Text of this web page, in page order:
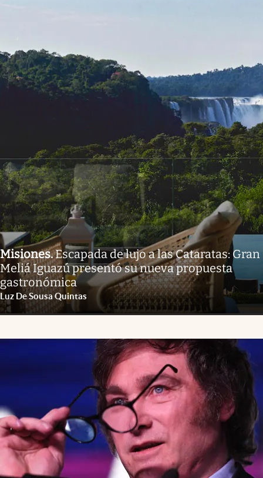
Misiones.Escapada de lujo a las Cataratas: Gran
Meliá Iguazú presentó su nueva propuesta
gastronómica
Luz De Sousa Quintas